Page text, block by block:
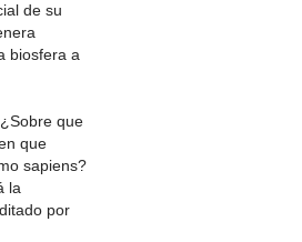
de su
biosfera a
que
que
sapiens?
la
por